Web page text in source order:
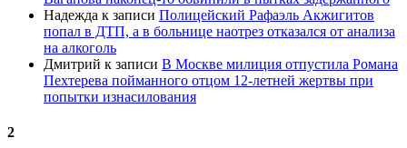
Надежда к записи Полицейский Рафаэль Акжигитов
попал в ДТП, а в больнице наотрез отказался от анализа
на алкоголь
Дмитрий к записи В Москве милиция отпустила Романа
Пехтерева пойманного отцом 12-летней жертвы при
попытки изнасилования
2